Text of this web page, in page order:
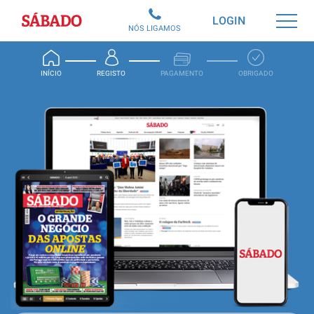
Sábado
INÍCIO REGISTO PAGAMENTO OBRIGADO
LOGIN
NÓS LIGAMOS